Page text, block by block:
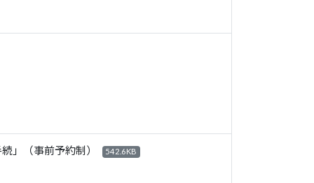
」（事前予約制） 542.6KB